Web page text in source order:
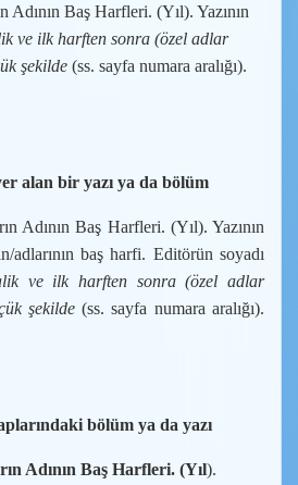
Adının Baş Harfleri. (Yıl). Yazının
ve ilk harften sonra (özel adlar
şekilde (ss. sayfa numara aralığı).
alan bir yazı ya da bölüm
Adının Baş Harfleri. (Yıl). Yazının
adlarının baş harfi. Editörün soyadı
ve ilk harften sonra (özel adlar
şekilde(ss. sayfa numara aralığı).
bölüm ya da yazı
Adının Baş Harfleri. (Yıl).